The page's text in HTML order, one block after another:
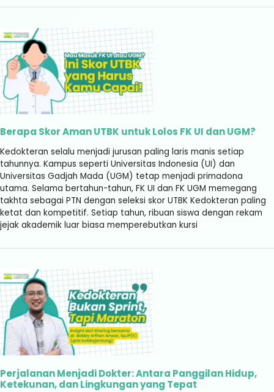
Berapa Skor Aman UTBK untuk Lolos FK UI dan UGM?
Kedokteran selalu menjadi jurusan paling laris manis setiap
tahunnya. Kampus seperti Universitas Indonesia (UI) dan
Universitas Gadjah Mada (UGM) tetap menjadi primadona
utama. Selama bertahun-tahun, FK UI dan FK UGM memegang
takhta sebagai PTN dengan seleksi skor UTBK Kedokteran paling
ketat dan kompetitif. Setiap tahun, ribuan siswa dengan rekam
jejak akademik luar biasa memperebutkan kursi
Perjalanan Menjadi Dokter: Antara Panggilan Hidup,
Ketekunan, dan Lingkungan yang Tepat